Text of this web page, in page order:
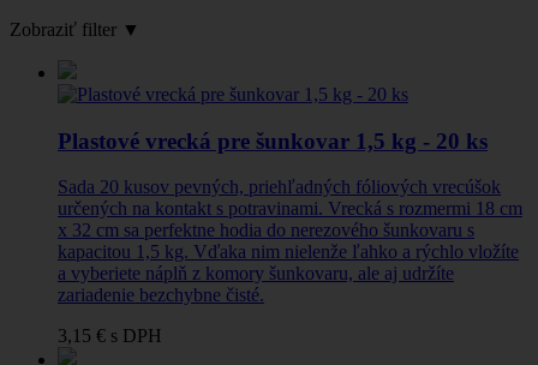
Zobraziť filter ▼
Plastové vrecká pre šunkovar 1,5 kg - 20 ks
Sada 20 kusov pevných, priehľadných fóliových vrecúšok
určených na kontakt s potravinami. Vrecká s rozmermi 18 cm
x 32 cm sa perfektne hodia do nerezového šunkovaru s
kapacitou 1,5 kg. Vďaka nim nielenže ľahko a rýchlo vložíte
a vyberiete náplň z komory šunkovaru, ale aj udržíte
zariadenie bezchybne čisté.
3,15 € s DPH